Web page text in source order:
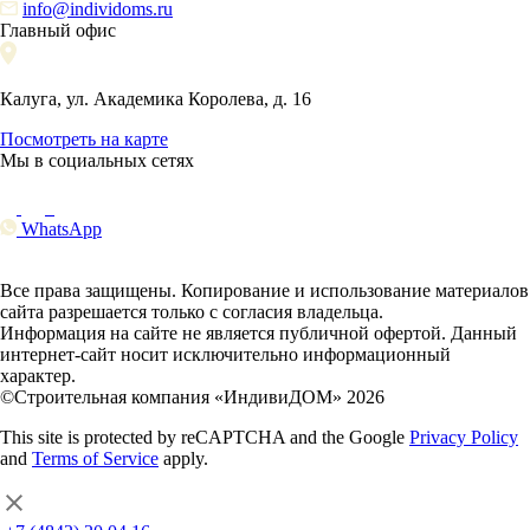
info@individoms.ru
Главный офис
Калуга, ул. Академика Королева, д. 16
Посмотреть на карте
Мы в социальных сетях
WhatsApp
Все права защищены. Копирование и использование материалов
сайта разрешается только с согласия владельца.
Информация на сайте не является публичной офертой. Данный
интернет-сайт носит исключительно информационный
характер.
©Строительная компания «ИндивиДОМ» 2026
This site is protected by reCAPTCHA and the Google Privacy Policy
and Terms of Service apply.